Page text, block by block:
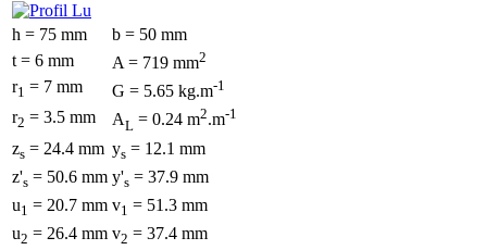
h = 75 mm
b = 50 mm
t = 6 mm
A = 719 mm2
r1 = 7 mm G = 5.65 kg.m-1
r2 = 3.5 mm AL = 0.24 m2.m-1
zs = 24.4 mm ys = 12.1 mm
z's = 50.6 mm y's = 37.9 mm
u1 = 20.7 mm v1 = 51.3 mm
u2 = 26.4 mm v2 = 37.4 mm